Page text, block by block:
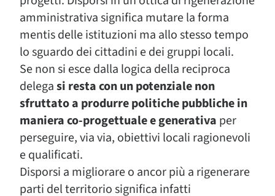
amministrativa significa mutare la forma
mentis delle istituzioni ma allo stesso tempo
lo sguardo dei cittadini e dei gruppi locali.
Se non si esce dalla logica della reciproca
delegasi resta con un potenziale non
sfruttato a produrre politiche pubbliche in
maniera co-progettuale e generativa per
perseguire, via via, obiettivi locali ragionevoli
e qualificati.
Disporsi a migliorare o ancor più a rigenerare
parti del territorio significa infatti